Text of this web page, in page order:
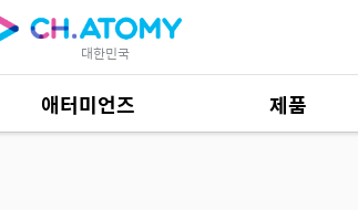
대한민국
애터미언즈 제품
제품 자료685